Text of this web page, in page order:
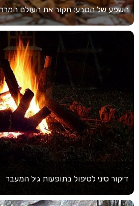
השפע של הטבע: חקור את העולם
דיקור סיני לטיפול בתופעות גיל המעבר